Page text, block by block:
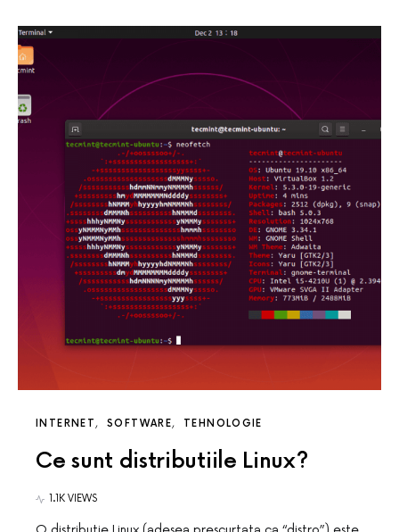
INTERNET SOFTWARE TEHNOLOGIE
Ce sunt distributiile Linux?
1.1K VIEWS